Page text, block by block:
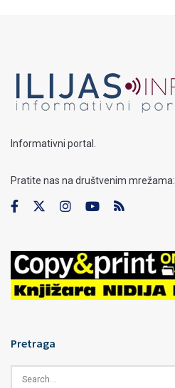
Informativni portal.
Pratite nas na društvenim mrežama:
Pretraga